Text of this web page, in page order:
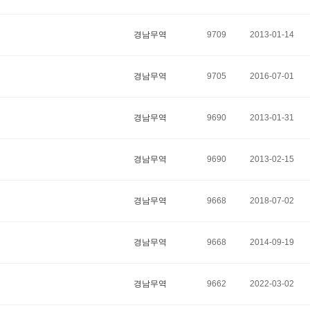
경남무역 9709 2013-01-14
경남무역 9705 2016-07-01
경남무역 9690 2013-01-31
경남무역 9690 2013-02-15
경남무역 9668 2018-07-02
경남무역 9668 2014-09-19
경남무역 9662 2022-03-02